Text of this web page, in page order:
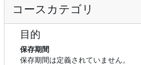
コースカテゴリ
目的
保存期間
保存期間は定義されていません。